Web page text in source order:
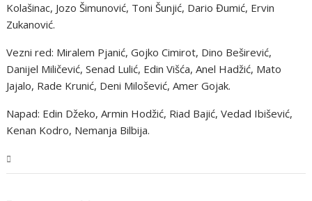
Kolašinac, Jozo Šimunović, Toni Šunjić, Dario Đumić, Ervin
Zukanović.
Vezni red: Miralem Pjanić, Gojko Cimirot, Dino Beširević,
Danijel Miličević, Senad Lulić, Edin Višća, Anel Hadžić, Mato
Jajalo, Rade Krunić, Deni Milošević, Amer Gojak.
Napad: Edin Džeko, Armin Hodžić, Riad Bajić, Vedad Ibišević,
Kenan Kodro, Nemanja Bilbija.